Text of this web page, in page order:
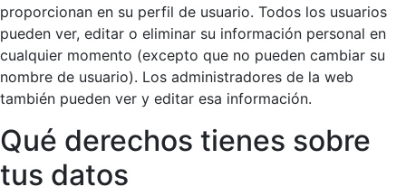
proporcionan en su perfil de usuario. Todos los usuarios
pueden ver, editar o eliminar su información personal en
cualquier momento (excepto que no pueden cambiar su
nombre de usuario). Los administradores de la web
también pueden ver y editar esa información.
Qué derechos tienes sobre
tus datos